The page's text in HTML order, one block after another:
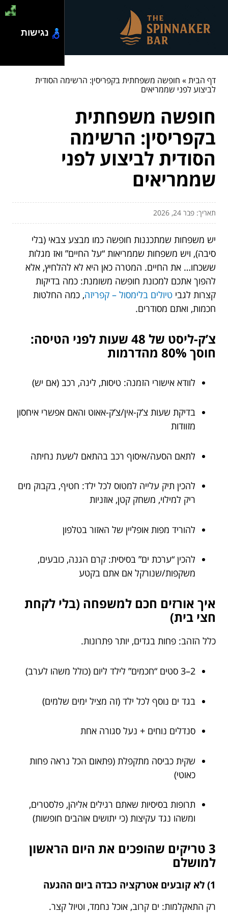
דף הבית» חופשה משפחתית בקפריסין: הרשימה הסודית
לביצוע לפני שממריאים
חופשה משפחתית
בקפריסין: הרשימה
הסודית לביצוע לפני
שממריאים
תאריך: פבר 24, 2026
יש משפחות שמתכננות חופשה כמו מבצע צבאי (בלי
סיבה), ויש משפחות שממריאות “על החיים” ואז מגלות
ששכחו… את החיים. המטרה כאן היא לא להלחיץ, אלא
להפוך אתכם למכונת חופשה משומנת: כמה בדיקות
קצרות לגבי טיולים בלימסול – קפריזה, כמה החלטות
חכמות, ואתם מסודרים.
צ’ק-ליסט של 48 שעות לפני הטיסה:
חוסך 80% מהדרמות
לוודא אישורי הזמנה: טיסות, לינה, רכב (אם יש)
בדיקת שעות צ’ק-אין/צ’ק-אאוט והאם אפשרי איחסון
מזוודות
לתאם הסעה/איסוף רכב בהתאם לשעת נחיתה
להכין תיק עלייה למטוס לכל ילד: חטיף, בקבוק מים
ריק למילוי, משחק קטן, אוזניות
להוריד מפות אופליין של האזור בטלפון
להכין “ערכת ים” בסיסית: קרם הגנה, כובעים,
משקפות/שנורקל אם אתם בקטע
איך אורזים חכם למשפחה (בלי לקחת
חצי בית)
כלל הזהב: פחות בגדים, יותר פתרונות.
2–3 סטים “חכמים” לילד ליום (כולל משהו לערב)
בגד ים נוסף לכל ילד (זה מציל ימים שלמים)
סנדלים נוחים + נעל סגורה אחת
שקית כביסה מתקפלת (פתאום הכל נראה פחות
כאוטי)
תרופות בסיסיות שאתם רגילים אליהן, פלסטרים,
ומשהו נגד עקיצות (כי יתושים אוהבים חופשות)
3 טריקים שהופכים את היום הראשון
למושלם
1) לא קובעים אטרקציה כבדה ביום ההגעה
רק התאקלמות: ים קרוב, אוכל נחמד, וטיול קצר.
נגישות